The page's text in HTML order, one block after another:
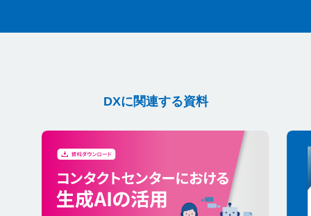
DXに関連する資料